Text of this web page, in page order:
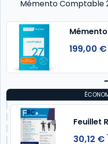
Mémento Comptable
199,00 €
Feuillet
30,12 €